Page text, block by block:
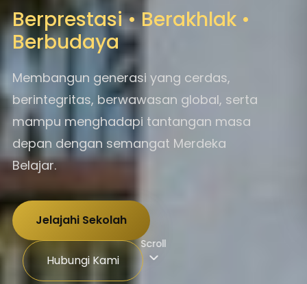
Berprestasi • Berakhlak •
Berbudaya
Membangun generasi yang cerdas,
berintegritas, berwawasan global, serta
mampu menghadapi tantangan masa
depan dengan semangat Merdeka
Belajar.
Jelajahi Sekolah
Hubungi Kami
Scroll